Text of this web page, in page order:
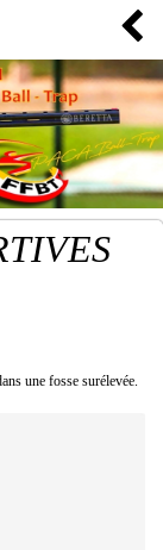
une fosse surélevée.